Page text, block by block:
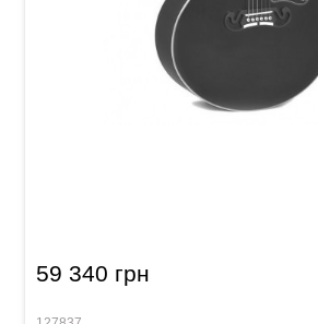
59 340 грн